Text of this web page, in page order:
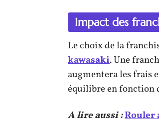
Impact des
Le choix de la
kawasaki. Une
augmentera les frais
équilibre en fonction
A lire aussi :Rouler